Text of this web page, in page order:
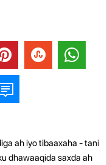
ah iyo tibaaxaha - tani
dhawaaqida saxda ah